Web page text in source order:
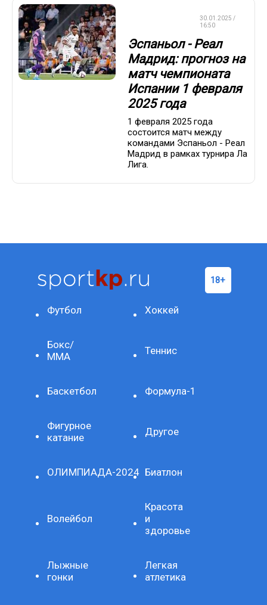
30.01.2025 /
16:50
Эспаньол - Реал
Мадрид: прогноз на
матч чемпионата
Испании 1 февраля
2025 года
1 февраля 2025 года
состоится матч между
командами Эспаньол - Реал
Мадрид в рамках турнира Ла
Лига.
Футбол Хоккей
Бокс/
ММА
Теннис
Баскетбол Формула-1
Фигурное
катание
Другое
ОЛИМПИАДА-2024 Биатлон
Волейбол
Красота
и
здоровье
Лыжные
гонки
Легкая
атлетика